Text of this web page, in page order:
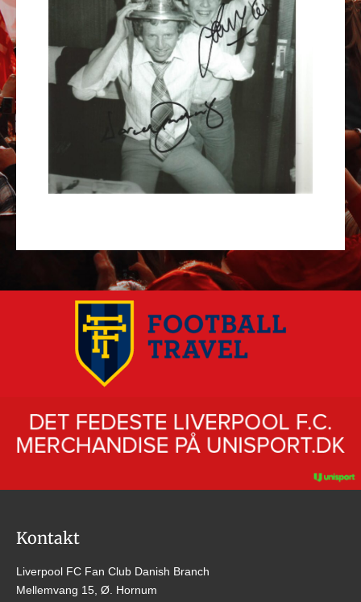
Kontakt
Liverpool FC Fan Club Danish Branch
Mellemvang 15, Ø. Hornum